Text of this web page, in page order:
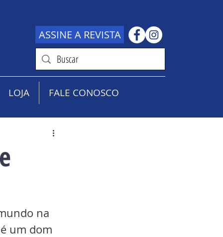
ASSINE A REVISTA
LOJA FALE CONOSCO
na
um dom